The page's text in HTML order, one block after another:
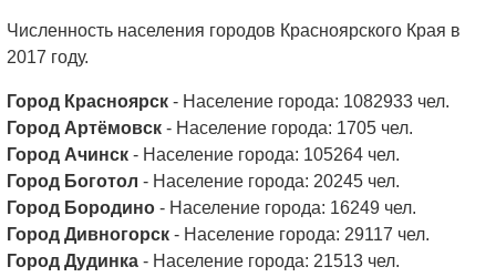
Численность населения городов Красноярского Края в
2017 году.
Город Красноярск - Население города: 1082933 чел.
Город Артёмовск - Население города: 1705 чел.
Город Ачинск - Население города: 105264 чел.
Город Боготол - Население города: 20245 чел.
Город Бородино - Население города: 16249 чел.
Город Дивногорск - Население города: 29117 чел.
Город Дудинка - Население города: 21513 чел.